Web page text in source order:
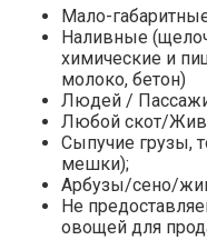
Мало-
Наливные
химические и
молоко, бетон)
Людей /
Любой скот/
Сыпучие грузы,
мешки);
Арбузы/сено/
Не
овощей для